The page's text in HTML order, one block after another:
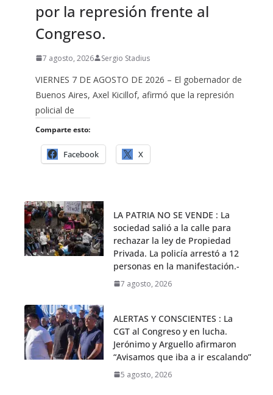
por la represión frente al
Congreso.
7 agosto, 2026 Sergio Stadius
VIERNES 7 DE AGOSTO DE 2026 – El gobernador de
Buenos Aires, Axel Kicillof, afirmó que la represión
policial de
Comparte esto:
Facebook X
LA PATRIA NO SE VENDE : La
sociedad salió a la calle para
rechazar la ley de Propiedad
Privada. La policía arrestó a 12
personas en la manifestación.-
7 agosto, 2026
ALERTAS Y CONSCIENTES : La
CGT al Congreso y en lucha.
Jerónimo y Arguello afirmaron
“Avisamos que iba a ir escalando”
5 agosto, 2026